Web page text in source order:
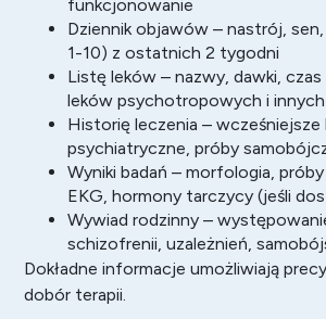
funkcjonowanie
Dziennik objawów – nastrój,
1-10) z ostatnich 2 tygodni
Listę leków – nazwy, dawki,
leków psychotropowych i
Historię leczenia – wcześniejsze
psychiatryczne, próby
Wyniki badań – morfologia,
EKG, hormony tarczycy (jeśli
Wywiad rodzinny –
schizofrenii, uzależnień,
Dokładne informacje umożliwiają
dobór terapii.